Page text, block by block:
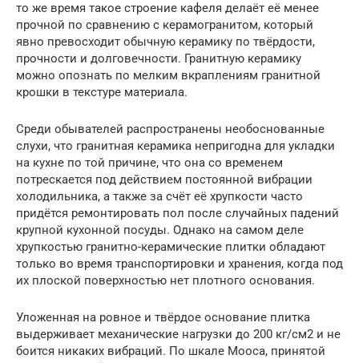
то же время такое строение кафеля делаёт её менее
прочной по сравнению с керамогранитом, который
явно превосходит обычную керамику по твёрдости,
прочности и долговечности. Гранитную керамику
можно опознать по мелким вкраплениям гранитной
крошки в текстуре материала.
Среди обывателей распространены необоснованные
слухи, что гранитная керамика непригодна для укладки
на кухне по той причине, что она со временем
потрескается под действием постоянной вибрации
холодильника, а также за счёт её хрупкости часто
придётся ремонтировать пол после случайных падений
крупной кухонной посуды. Однако на самом деле
хрупкостью гранитно-керамические плитки обладают
только во время транспортировки и хранения, когда под
их плоской поверхностью нет плотного основания.
Уложенная на ровное и твёрдое основание плитка
выдерживает механические нагрузки до 200 кг/см2 и не
боится никаких вибраций. По шкале Мооса, принятой